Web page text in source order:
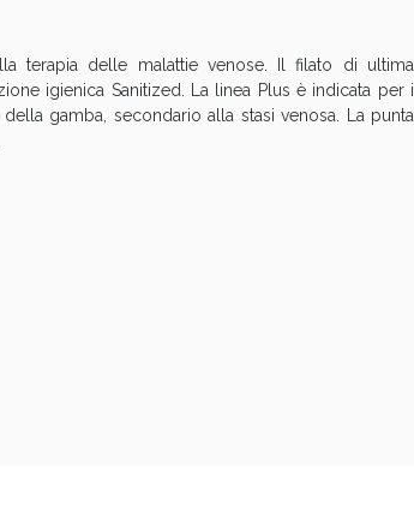
terapia delle malattie venose. Il filato di ultima
igienica Sanitized. La linea Plus è indicata per i
gamba, secondario alla stasi venosa. La punta